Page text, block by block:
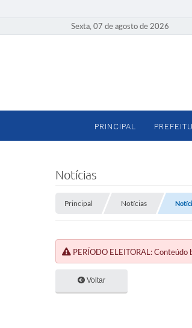
Sexta, 07 de agosto de 2026
PRINCIPAL
Notícias
Principal Notícias
PERÍODO ELEITORAL:
Voltar